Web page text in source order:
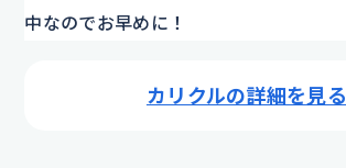
中なのでお早めに！
カリクルの詳細を見る